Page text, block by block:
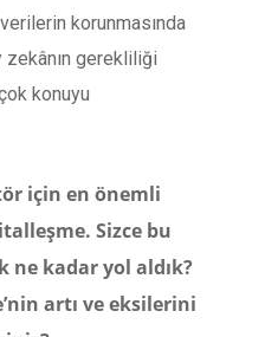
korunmasında
gerekliliği
konuyu
için en önemli
Sizce bu
ne kadar yol aldık?
artı ve eksilerini